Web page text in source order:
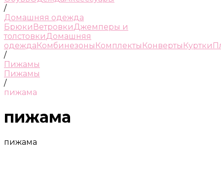
/
Домашняя одежда
Брюки ВетровкиДжемперы и
толстовкиДомашняя
одеждаКомбинезоны Комплекты Конверты Куртки
/
Пижамы
Пижамы
/
пижама
пижама
пижама